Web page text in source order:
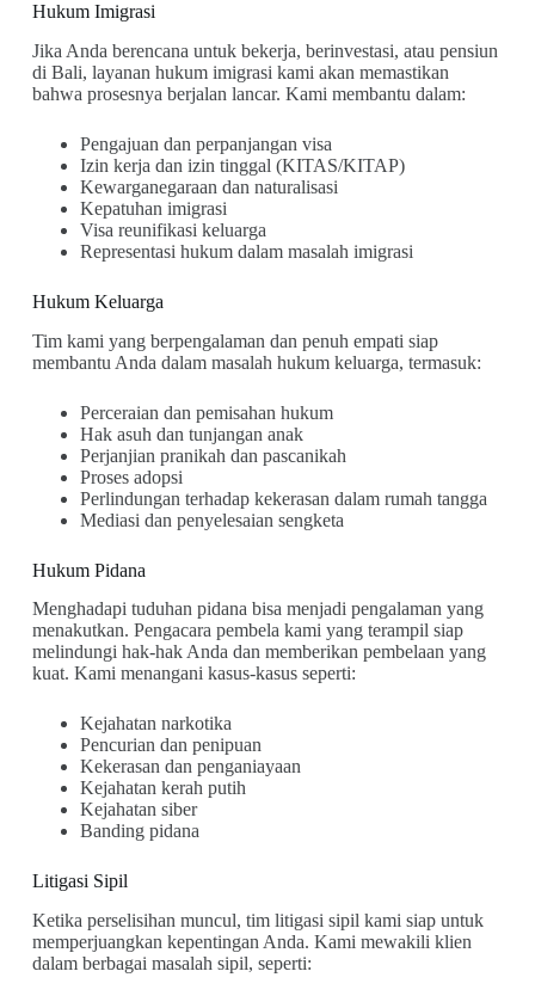
Hukum Imigrasi
Jika Anda berencana untuk bekerja, berinvestasi, atau pensiun
di Bali, layanan hukum imigrasi kami akan memastikan
bahwa prosesnya berjalan lancar. Kami membantu dalam:
Pengajuan dan perpanjangan visa
Izin kerja dan izin tinggal (KITAS/KITAP)
Kewarganegaraan dan naturalisasi
Kepatuhan imigrasi
Visa reunifikasi keluarga
Representasi hukum dalam masalah imigrasi
Hukum Keluarga
Tim kami yang berpengalaman dan penuh empati siap
membantu Anda dalam masalah hukum keluarga, termasuk:
Perceraian dan pemisahan hukum
Hak asuh dan tunjangan anak
Perjanjian pranikah dan pascanikah
Proses adopsi
Perlindungan terhadap kekerasan dalam rumah tangga
Mediasi dan penyelesaian sengketa
Hukum Pidana
Menghadapi tuduhan pidana bisa menjadi pengalaman yang
menakutkan. Pengacara pembela kami yang terampil siap
melindungi hak-hak Anda dan memberikan pembelaan yang
kuat. Kami menangani kasus-kasus seperti:
Kejahatan narkotika
Pencurian dan penipuan
Kekerasan dan penganiayaan
Kejahatan kerah putih
Kejahatan siber
Banding pidana
Litigasi Sipil
Ketika perselisihan muncul, tim litigasi sipil kami siap untuk
memperjuangkan kepentingan Anda. Kami mewakili klien
dalam berbagai masalah sipil, seperti: